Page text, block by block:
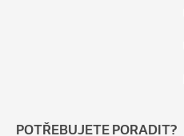
POTŘEBUJETE PORADIT?